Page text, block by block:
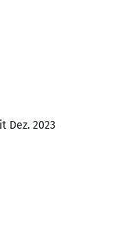
Dez. 2023